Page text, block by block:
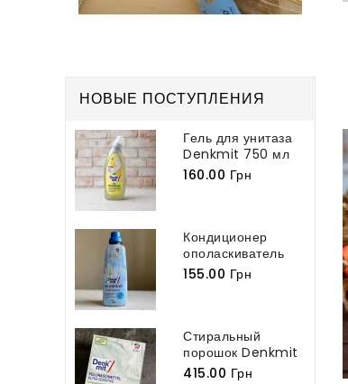
НОВЫЕ ПОСТУПЛЕНИЯ
Гель для унитаза
Denkmit 750 мл
160.00 Грн
Кондиционер
ополаскиватель
для белья
Denkmit...
155.00 Грн
Стиральный
порошок Denkmit
Vollwaschmittel...
415.00 Грн